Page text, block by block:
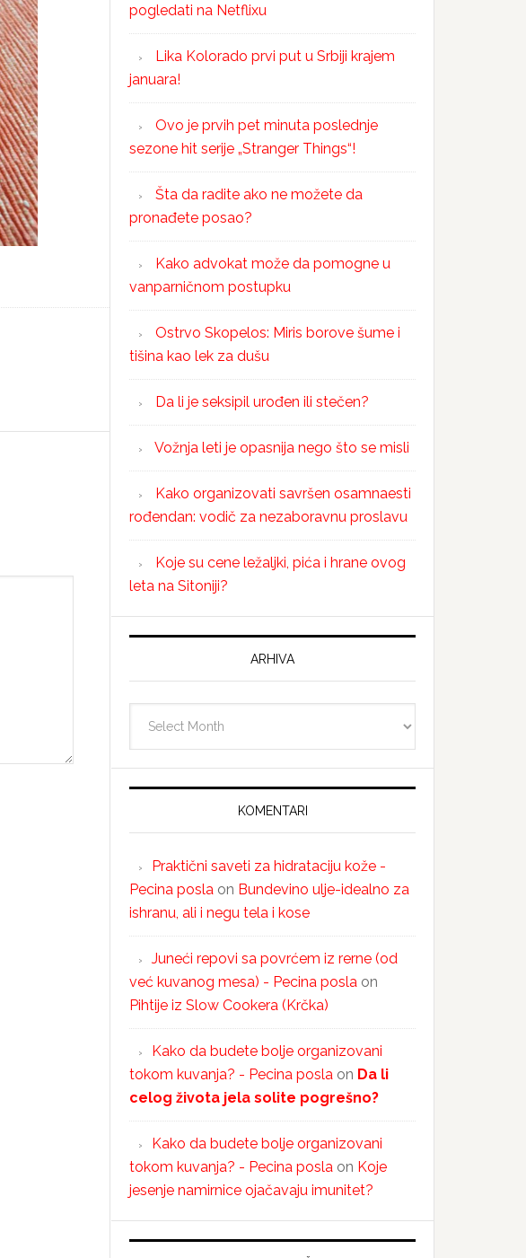
pogledati na Netflixu
Lika Kolorado prvi put u Srbiji krajem
januara!
Ovo je prvih pet minuta poslednje
sezone hit serije „Stranger Things“!
Šta da radite ako ne možete da
pronađete posao?
Kako advokat može da pomogne u
vanparničnom postupku
Ostrvo Skopelos: Miris borove šume i
tišina kao lek za dušu
Da li je seksipil urođen ili stečen?
Vožnja leti je opasnija nego što se misli
Kako organizovati savršen osamnaesti
rođendan: vodič za nezaboravnu proslavu
Koje su cene ležaljki, pića i hrane ovog
leta na Sitoniji?
ARHIVA
KOMENTARI
Praktični saveti za hidrataciju kože -
Pecina posla on Bundevino ulje-idealno za
ishranu, ali i negu tela i kose
Juneći repovi sa povrćem iz rerne (od
već kuvanog mesa) - Pecina posla on
Pihtije iz Slow Cookera (Krčka)
Kako da budete bolje organizovani
tokom kuvanja? - Pecina posla on Da li
celog života jela solite pogrešno?
Kako da budete bolje organizovani
tokom kuvanja? - Pecina posla on Koje
jesenje namirnice ojačavaju imunitet?